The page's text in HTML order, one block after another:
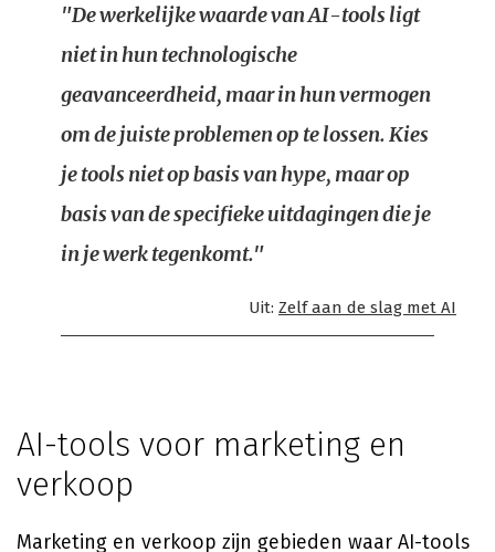
"De werkelijke waarde van AI-tools ligt
niet in hun technologische
geavanceerdheid, maar in hun vermogen
om de juiste problemen op te lossen. Kies
je tools niet op basis van hype, maar op
basis van de specifieke uitdagingen die je
in je werk tegenkomt."
Uit: Zelf aan de slag met AI
AI-tools voor marketing en
verkoop
Marketing en verkoop zijn gebieden waar AI-tools